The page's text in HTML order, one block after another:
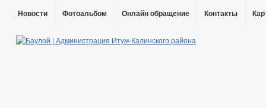
Новости Фотоальбом Онлайн обращение Контакты